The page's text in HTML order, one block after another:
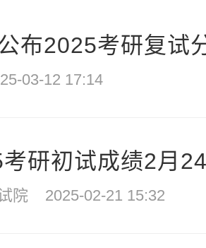
布2025考研复试
03-12 17:14
考研初试成绩2月
院 2025-02-21 15:32